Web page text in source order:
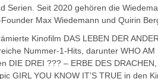
Serien. Seit 2020 gehören die
Max Wiedemann und Quirin
Kinofilm DAS LEBEN DER
Nummer-1-Hits, darunter WHO AM
DIE DREI ??? – ERBE DES DRACHEN,
GIRL YOU KNOW IT’S TRUE in den